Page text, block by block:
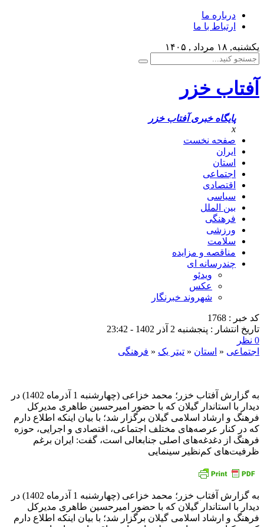
درباره ما
ارتباط با ما
یکشنبه, ۱۸ مرداد , ۱۴۰۵
آفتاب خزر
پایگاه خبری آفتاب خزر
x
صفحه نخست
ایران
استان
اجتماعی
اقتصادی
سیاسی
بین الملل
فرهنگی
ورزشی
سلامت
مناقصه و مزایده
چندرسانه ای
ویدئو
عکس
شهروند خبرنگار
کد خبر : 1768
تاریخ انتشار : پنجشنبه 2 آذر 1402 - 23:42
0 نظر
اجتماعی « استان « تیتر یک « فرهنگی
به گزارش آفتاب خزر؛ محمد خزاعی (چهارشنبه 1 آذرماه 1402) در
دیدار با استاندار گیلان که با حضور امیرحسین طاهری مدیرکل
فرهنگ و ارشاد اسلامی گیلان برگزار شد؛ با بیان اینکه اطلاع دارم
که در کنار عرصه‌های مختلف اجتماعی، اقتصادی و اجرایی، حوزه
فرهنگ از دغدغه‌های اصلی جنابعالی است، گفت: ایران برغم
ظرفیت‌های کم‌نظیر سینمایی
به گزارش آفتاب خزر؛ محمد خزاعی (چهارشنبه 1 آذرماه 1402) در
دیدار با استاندار گیلان که با حضور امیرحسین طاهری مدیرکل
فرهنگ و ارشاد اسلامی گیلان برگزار شد؛ با بیان اینکه اطلاع دارم